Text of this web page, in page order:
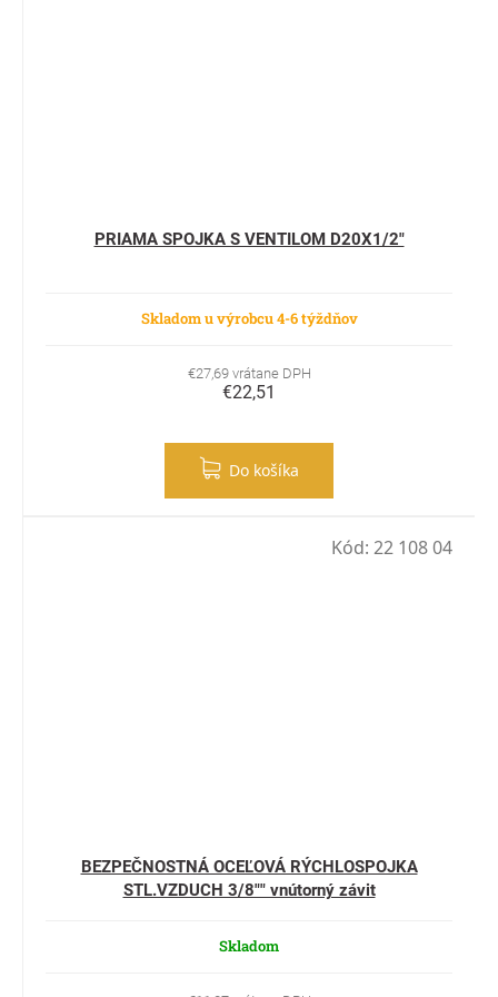
PRIAMA SPOJKA S VENTILOM D20X1/2"
Skladom u výrobcu 4-6 týždňov
€27,69 vrátane DPH
€22,51
Do košíka
BEZPEČNOSTNÁ OCEĽOVÁ RÝCHLOSPOJKA
STL.VZDUCH 3/8"" vnútorný závit
Skladom
Kód: 22 108 04